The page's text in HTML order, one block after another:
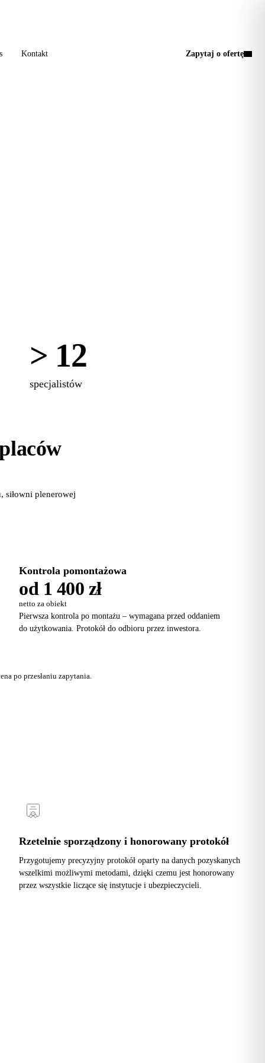
Kontakt Zapytaj o ofertę
> 12
specjalistów
siłowni plenerowej
Kontrola pomontażowa
od 1 400 zł
netto za obiekt
Pierwsza kontrola po montażu – wymagana przed oddaniem
do użytkowania. Protokół do odbioru przez inwestora.
po przesłaniu zapytania.
Rzetelnie sporządzony i honorowany protokół
Przygotujemy precyzyjny protokół oparty na danych pozyskanych
wszelkimi możliwymi metodami, dzięki czemu jest honorowany
przez wszystkie liczące się instytucje i ubezpieczycieli.